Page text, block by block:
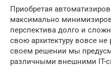
Приобретая
максимально
перспектива долго и
свою архитектуру вовсе
своем решении мы
различными внешними IT-